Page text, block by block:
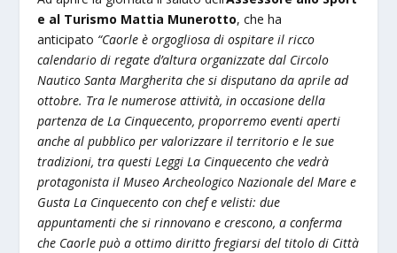
e al Turismo Mattia Munerotto, che ha
anticipato “Caorle è orgogliosa di ospitare il ricco
calendario di regate d’altura organizzate dal Circolo
Nautico Santa Margherita che si disputano da aprile ad
ottobre. Tra le numerose attività, in occasione della
partenza de La Cinquecento, proporremo eventi aperti
anche al pubblico per valorizzare il territorio e le sue
tradizioni, tra questi Leggi La Cinquecento che vedrà
protagonista il Museo Archeologico Nazionale del Mare e
Gusta La Cinquecento con chef e velisti: due
appuntamenti che si rinnovano e crescono, a conferma
che Caorle può a ottimo diritto fregiarsi del titolo di Città